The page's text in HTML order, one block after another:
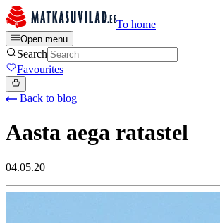
To home
Open menu
Search
Favourites
Back to blog
Aasta aega ratastel
04.05.20